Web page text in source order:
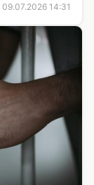
09.07.2026 14:31